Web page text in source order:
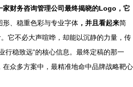
家财务咨询管理公司最终揭晓的Logo，它
形、稳重色彩与专业字体 ，并且看起来简
它不必大声喧哗，却能以沉静的力量，传
行稳致远”的核心信息。最终定稿的那一
众多方案中，最精准地命中品牌战略靶心